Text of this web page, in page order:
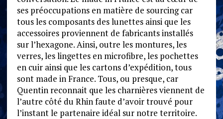
ses préoccupations en matière de sourcing car
tous les composants des lunettes ainsi que les
accessoires proviennent de fabricants installés
sur l’hexagone. Ainsi, outre les montures, les
verres, les lingettes en microfibre, les pochettes
en cuir ainsi que les cartons d’expédition, tous
sont made in France. Tous, ou presque, car
Quentin reconnait que les charnières viennent de
l’autre côté du Rhin faute d’avoir trouvé pour
l’instant le partenaire idéal sur notre territoire.